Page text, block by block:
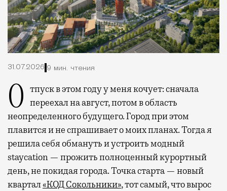
31.07.2026 9 мин. чтения
Отпуск в этом году у меня кочует: сначала переехал на август, потом в область
неопределенного будущего. Город при этом
плавится и не спрашивает о моих планах. Тогда я
решила себя обмануть и устроить модный
staycation — прожить полноценный курортный
день, не покидая города. Точка старта — новый
квартал«КОД Сокольники», тот самый, что вырос